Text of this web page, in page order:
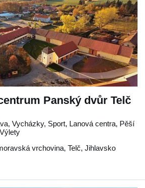
Panský dvůr Telč
Vycházky, Sport, Lanová centra, Pěší
vrchovina, Telč, Jihlavsko